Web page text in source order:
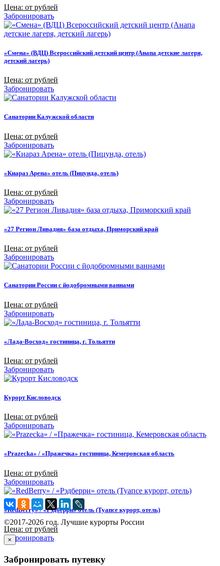
Цена: от рублей
Забронировать
«Смена» (ВДЦ) Всероссийский детский центр (Анапа детские лагеря,
детский лагерь)
Цена: от рублей
Забронировать
Санатории Калужской области
Цена: от рублей
Забронировать
«Киараз Арена» отель (Пицунда, отель)
Цена: от рублей
Забронировать
«27 Регион Ливадия» база отдыха, Приморский край
Цена: от рублей
Забронировать
Санатории России с йодобромными ваннами
Цена: от рублей
Забронировать
«Лада-Восход» гостиница, г. Тольятти
Цена: от рублей
Забронировать
Курорт Кисловодск
Цена: от рублей
Забронировать
«Prazecka» / «Пражечка» гостиница, Кемеровская область
Цена: от рублей
Забронировать
«RedBerry» / «Рэдберри» отель (Туапсе курорт, отель)
Цена: от рублей
Забронировать
©2017-2026 год. Лучшие курорты России
×
Забронировать путевку